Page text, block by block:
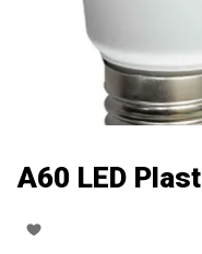
A60 LED